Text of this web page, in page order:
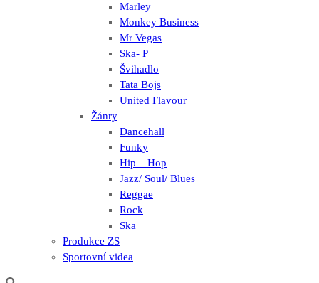
Marley
Monkey Business
Mr Vegas
Ska- P
Švihadlo
Tata Bojs
United Flavour
Žánry
Dancehall
Funky
Hip – Hop
Jazz/ Soul/ Blues
Reggae
Rock
Ska
Produkce ZS
Sportovní videa